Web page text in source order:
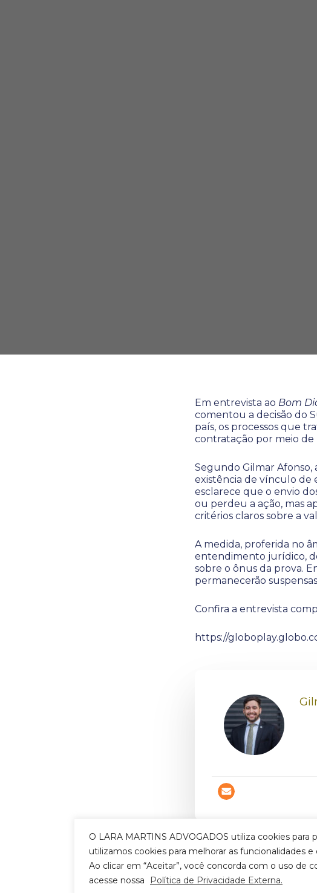
O LARA MARTINS ADVOGADOS utiliza cookies para
utilizamos cookies para melhorar as funcionalidades
Ao clicar em “Aceitar”, você concorda com o uso de
acesse nossa
Política de Privacidade Externa.
Em entrevista ao Bom
comentou a decisão do
país, os processos que
contratação por meio de
Segundo Gilmar Afonso,
existência de vínculo de
esclarece que o envio
ou perdeu a ação, mas
critérios claros sobre a
A medida, proferida no
entendimento jurídico,
sobre o ônus da prova.
permanecerão
Confira a entrevista
https://
Tags: Pejotização